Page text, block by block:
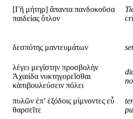
[Γῆ μήτηρ] ἅπαντα πανδοκοῦσα
παιδείας ὄτλον
δεσπότης μαντευμάτων
λέγει μεγίστην προσβολὴν
Ἀχαιίδα νυκτηγορεῖσθαι
κἀπιβουλεύσειν πόλει
πυλῶν ἐπ’ ἐξόδοις μίμνοντες εὖ
θαρσεῖτε